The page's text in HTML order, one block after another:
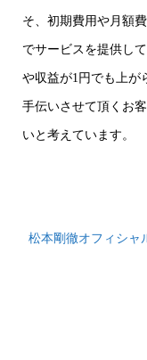
そ、初期費用や月額
でサービスを提供し
や収益が1円でも上が
手伝いさせて頂くお
いと考えています。
松本剛徹オフィシャ